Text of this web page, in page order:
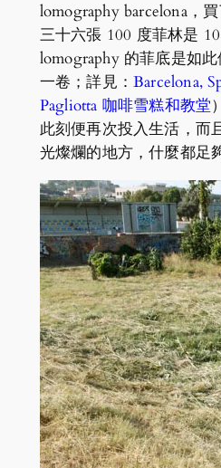
lomography barcelona，
三十六張 100 度菲林是
lomography 的菲底是如
一卷；詳見：Barcelona,
Pagliotta 咖啡雪糕和教堂
此刻便再次投入生活，而
光燦爛的地方，什麼都足